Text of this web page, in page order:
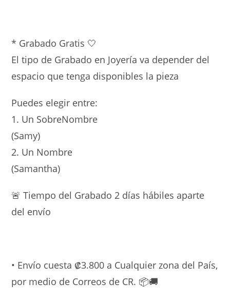
* Grabado Gratis 🤍
El tipo de Grabado en Joyería va depender del
espacio que tenga disponibles la pieza
Puedes elegir entre:
1. Un SobreNombre
(Samy)
2. Un Nombre
(Samantha)
🚨 Tiempo del Grabado 2 días hábiles aparte
del envío
• Envío cuesta ₡3.800 a Cualquier zona del País,
por medio de Correos de CR. 📦🚚